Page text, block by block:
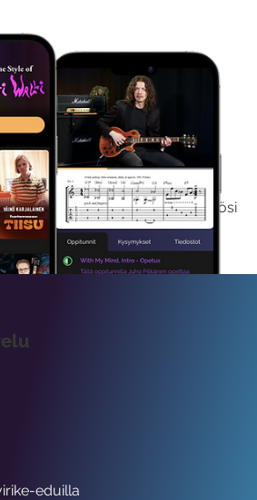
Ilmaiseksi
saat koko sisältömme käyttöösi
viikon ajaksi.
eduilla